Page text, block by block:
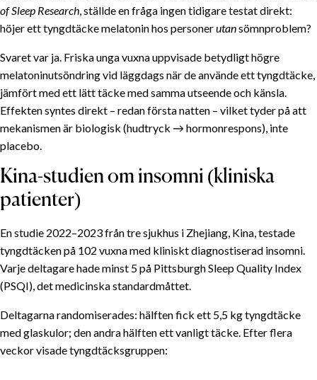
of Sleep Research, ställde en fråga ingen tidigare testat direkt:
höjer ett tyngdtäcke melatonin hos personerutansömnproblem?
Svaret var ja. Friska unga vuxna uppvisade betydligt högre
melatonin­utsöndring vid läggdags när de använde ett tyngdtäcke,
jämfört med ett lätt täcke med samma utseende och känsla.
Effekten syntes direkt – redan första natten – vilket tyder på att
mekanismen är biologisk (hudtryck → hormonrespons), inte
placebo.
Kina-studien om insomni (kliniska
patienter)
En studie 2022–2023 från tre sjukhus i Zhejiang, Kina, testade
tyngdtäcken på 102 vuxna med kliniskt diagnostiserad insomni.
Varje deltagare hade minst 5 på Pittsburgh Sleep Quality Index
(PSQI), det medicinska standardmåttet.
Deltagarna randomiserades: hälften fick ett 5,5 kg tyngdtäcke
med glas­kulor; den andra hälften ett vanligt täcke. Efter flera
veckor visade tyngd­täcks­gruppen: